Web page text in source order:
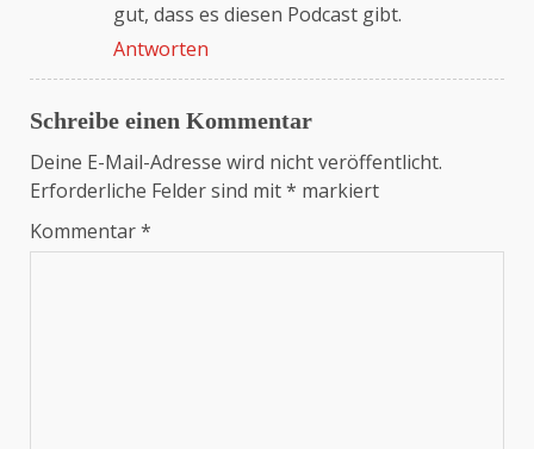
gut, dass es diesen Podcast gibt.
Antworten
Schreibe einen Kommentar
Deine E-Mail-Adresse wird nicht veröffentlicht.
Erforderliche Felder sind mit* markiert
Kommentar*